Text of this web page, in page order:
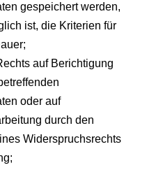
gespeichert werden,
ist, die Kriterien für
auf Berichtigung
oder auf
durch den
Widerspruchsrechts